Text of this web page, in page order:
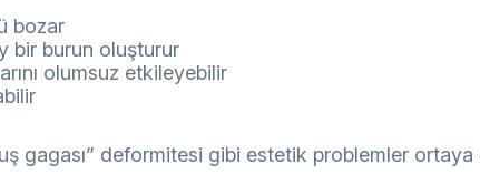
bozar
bir burun oluşturur
olumsuz etkileyebilir
gagası” deformitesi gibi estetik problemler ortaya